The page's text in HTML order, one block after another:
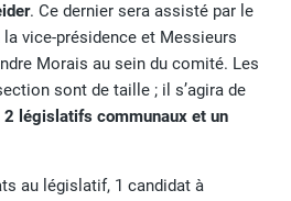
. Ce dernier sera assisté par le
vice-présidence et Messieurs
Morais au sein du comité. Les
sont de taille ; il s’agira de
législatifs communaux et un
au législatif, 1 candidat à